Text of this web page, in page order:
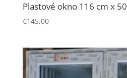
Plastové okno 116 cm x
€145,00